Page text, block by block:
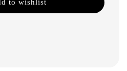
to wishlist